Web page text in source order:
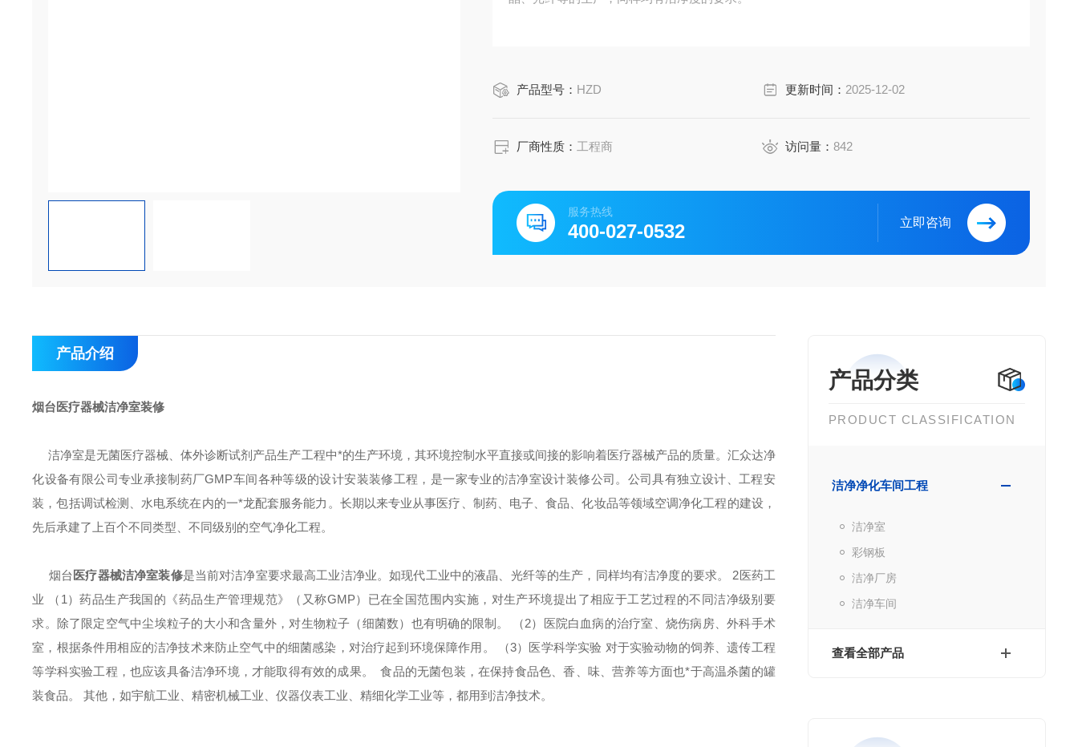
产品型号： HZD 更新时间： 2025-12-02
厂商性质： 工程商 访问量： 842
服务热线
400-027-0532 立即咨询
产品分类
PRODUCT CLASSIFICATION
洁净净化车间工程
洁净室
彩钢板
洁净厂房
洁净车间
查看全部产品
产品介绍
烟台医疗器械洁净室装修
洁净室是无菌医疗器械、体外诊断试剂产品生产工程中*的生产环境，其环境控制水平直接或间接的影响着医疗器械产品的质量。汇众达净
化设备有限公司专业承接制药厂GMP车间各种等级的设计安装装修工程，是一家专业的洁净室设计装修公司。公司具有独立设计、工程安
装，包括调试检测、水电系统在内的一*龙配套服务能力。长期以来专业从事医疗、制药、电子、食品、化妆品等领域空调净化工程的建设，
先后承建了上百个不同类型、不同级别的空气净化工程。
烟台医疗器械洁净室装修是当前对洁净室要求最高工业洁净业。如现代工业中的液晶、光纤等的生产，同样均有洁净度的要求。 2医药工
业 （1）药品生产我国的《药品生产管理规范》（又称GMP）已在全国范围内实施，对生产环境提出了相应于工艺过程的不同洁净级别要
求。除了限定空气中尘埃粒子的大小和含量外，对生物粒子（细菌数）也有明确的限制。 （2）医院白血病的治疗室、烧伤病房、外科手术
室，根据条件用相应的洁净技术来防止空气中的细菌感染，对治疗起到环境保障作用。 （3）医学科学实验 对于实验动物的饲养、遗传工程
等学科实验工程，也应该具备洁净环境，才能取得有效的成果。 食品的无菌包装，在保持食品色、香、味、营养等方面也*于高温杀菌的罐
装食品。 其他，如宇航工业、精密机械工业、仪器仪表工业、精细化学工业等，都用到洁净技术。